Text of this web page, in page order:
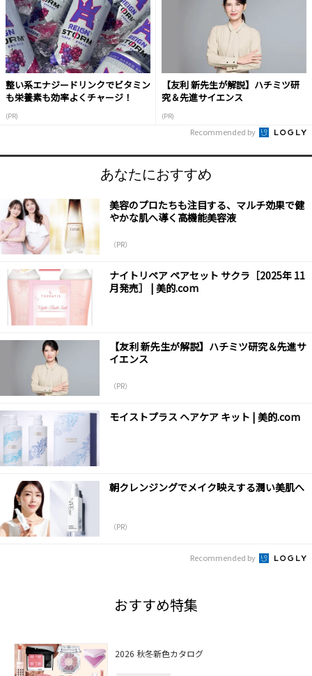
整い系エナジードリンクでビタミン
も栄養素も効率よくチャージ！
(PR)
【友利 新先生が解説】ハチミツ研
究＆先進サイエンス
(PR)
Recommended by
あなたにおすすめ
美容のプロたちも注目する、マルチ効果で健
やかな肌へ導く高機能美容液
（PR）
ナイトリペア ペアセット サクラ［2025年 11
月発売］ | 美的.com
【友利 新先生が解説】ハチミツ研究＆先進サ
イエンス
（PR）
モイストプラス ヘアケア キット | 美的.com
朝クレンジングでメイク映えする潤い美肌へ
（PR）
Recommended by
おすすめ特集
2026 秋冬新色カタログ